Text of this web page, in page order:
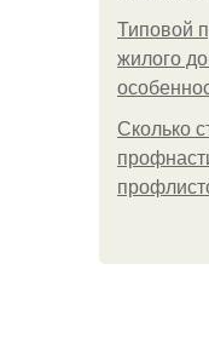
Типовой
жилого
Сколько